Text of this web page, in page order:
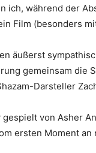
ich, während der
Film (besonders
äußerst
gemeinsam die
Darsteller
von Asher
ersten Moment